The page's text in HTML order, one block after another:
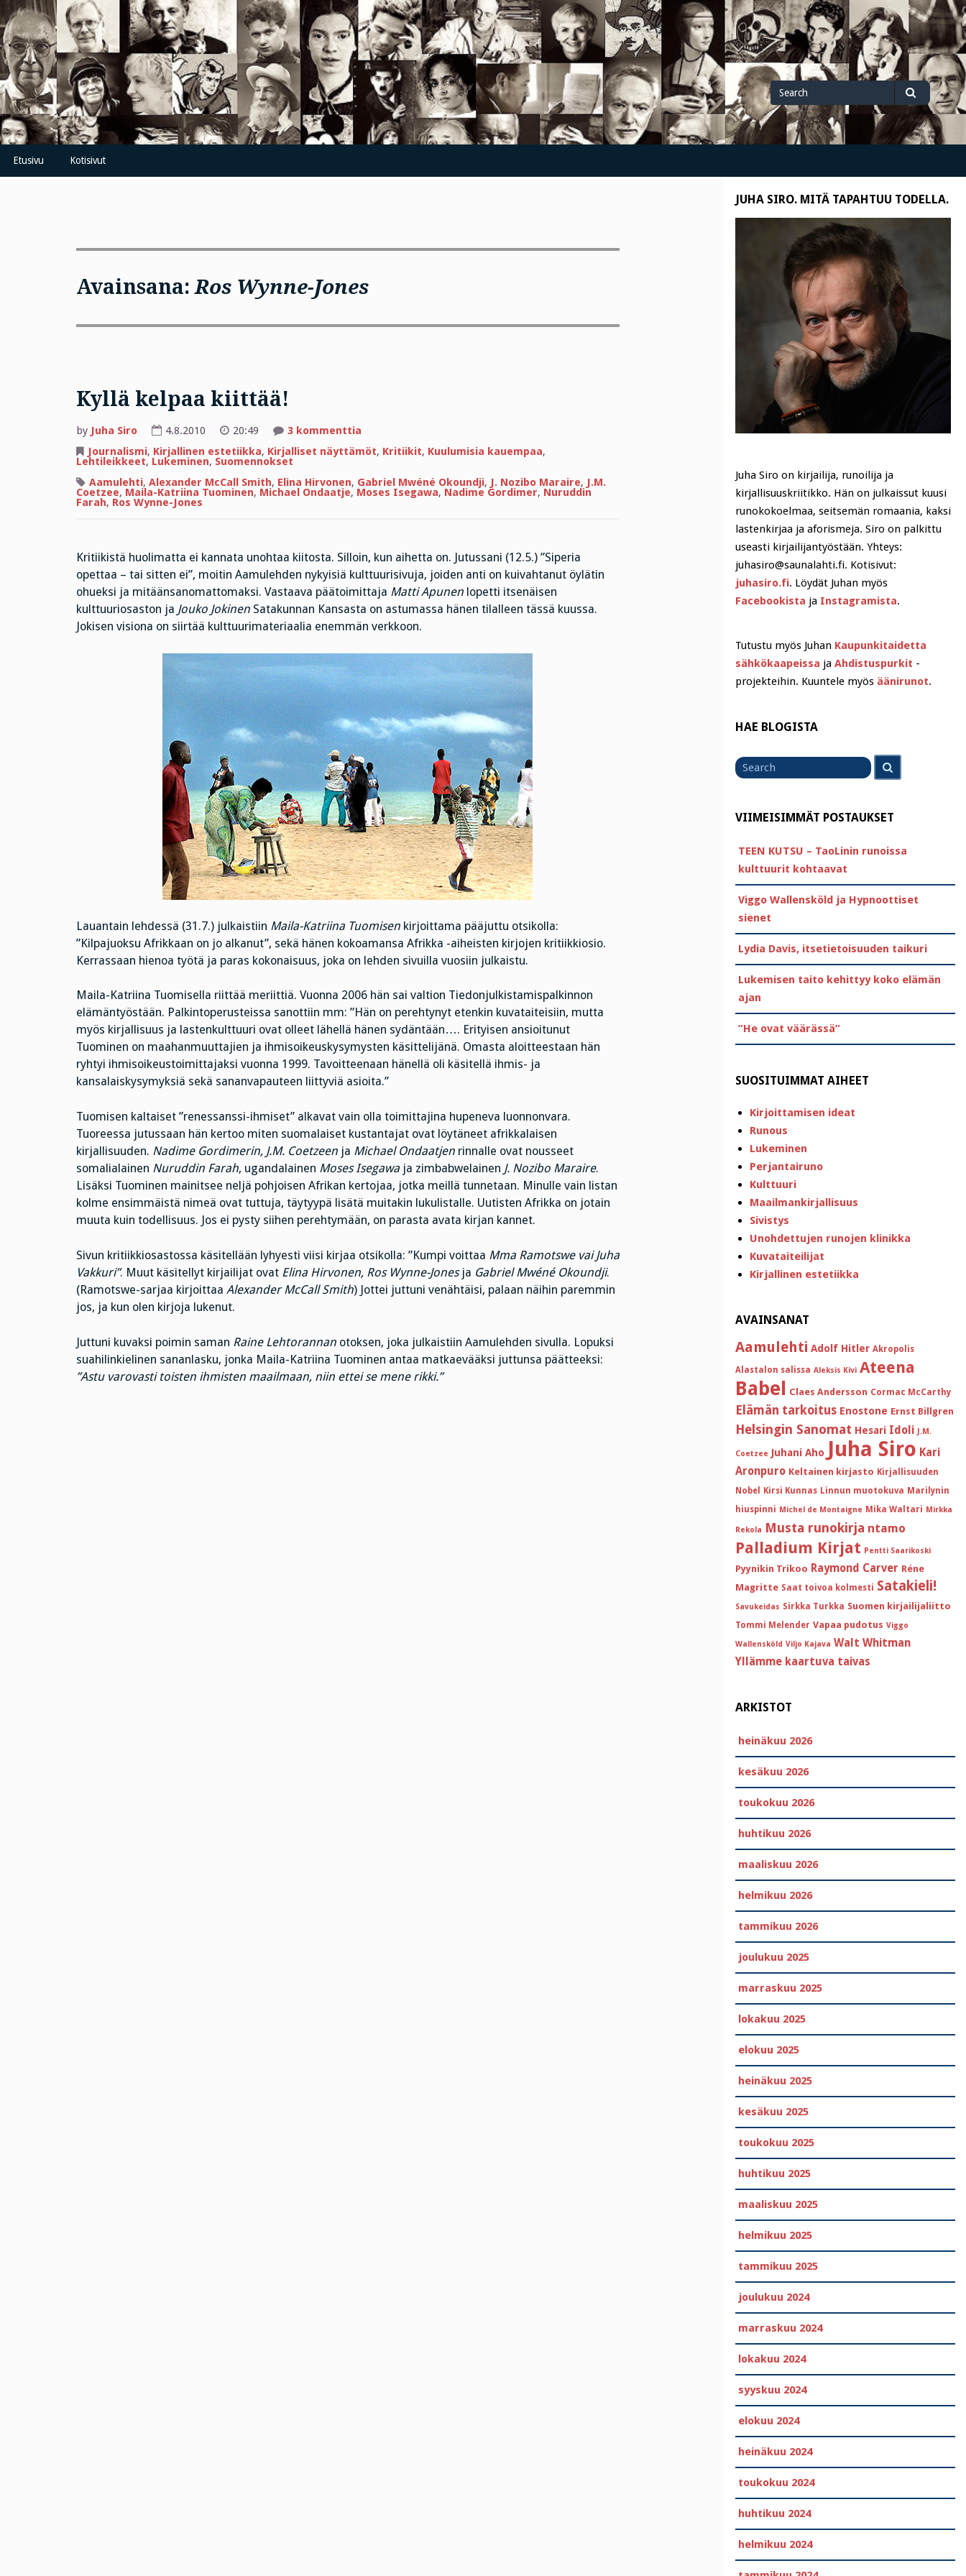
Skip
to
content
Search
for
Search
Etusivu Kotisivut
Avainsana:Ros Wynne-Jones
Kyllä kelpaa kiittää!
by Juha Siro 4.8.2010 20:49 3 kommenttiaartikkeliin
kelpaa
kiittää!
Journalismi, Kirjallinen estetiikka, Kirjalliset näyttämöt, Kritiikit, Kuulumisia kauempaa,
Lehtileikkeet, Lukeminen, Suomennokset
Aamulehti, Alexander McCall Smith, Elina Hirvonen, Gabriel Mwéné Okoundji, J. Nozibo Maraire, J.M.
Coetzee, Maila-Katriina Tuominen, Michael Ondaatje, Moses Isegawa, Nadime Gordimer, Nuruddin
Farah, Ros Wynne-Jones
Kritiikistä huolimatta ei kannata unohtaa kiitosta. Silloin, kun aihetta on. Jutussani (12.5.) ”Siperia
opettaa – tai sitten ei”, moitin Aamulehden nykyisiä kulttuurisivuja, joiden anti on kuivahtanut öylätin
ohueksi ja mitäänsanomattomaksi. Vastaava päätoimittaja Matti Apunenlopetti itsenäisen
kulttuuriosaston ja Jouko JokinenSatakunnan Kansasta on astumassa hänen tilalleen tässä kuussa.
Jokisen visiona on siirtää kulttuurimateriaalia enemmän verkkoon.
Lauantain lehdessä (31.7.) julkaistiin Maila-Katriina Tuomisenkirjoittama pääjuttu otsikolla:
”Kilpajuoksu Afrikkaan on jo alkanut”, sekä hänen kokoamansa Afrikka -aiheisten kirjojen kritiikkiosio.
Kerrassaan hienoa työtä ja paras kokonaisuus, joka on lehden sivuilla vuosiin julkaistu.
Maila-Katriina Tuomisella riittää meriittiä. Vuonna 2006 hän sai valtion Tiedonjulkistamispalkinnon
elämäntyöstään. Palkintoperusteissa sanottiin mm: ”Hän on perehtynyt etenkin kuvataiteisiin, mutta
myös kirjallisuus ja lastenkulttuuri ovat olleet lähellä hänen sydäntään…. Erityisen ansioitunut
Tuominen on maahanmuuttajien ja ihmisoikeuskysymysten käsittelijänä. Omasta aloitteestaan hän
ryhtyi ihmisoikeustoimittajaksi vuonna 1999. Tavoitteenaan hänellä oli käsitellä ihmis- ja
kansalaiskysymyksiä sekä sananvapauteen liittyviä asioita.”
Tuomisen kaltaiset ”renessanssi-ihmiset” alkavat vain olla toimittajina hupeneva luonnonvara.
Tuoreessa jutussaan hän kertoo miten suomalaiset kustantajat ovat löytäneet afrikkalaisen
kirjallisuuden. Nadime Gordimerin, J.M. Coetzeenja Michael Ondaatjenrinnalle ovat nousseet
somalialainen Nuruddin Farah, ugandalainen Moses Isegawaja zimbabwelainen J. Nozibo Maraire.
Lisäksi Tuominen mainitsee neljä pohjoisen Afrikan kertojaa, jotka meillä tunnetaan. Minulle vain listan
kolme ensimmäistä nimeä ovat tuttuja, täytyypä lisätä muitakin lukulistalle. Uutisten Afrikka on jotain
muuta kuin todellisuus. Jos ei pysty siihen perehtymään, on parasta avata kirjan kannet.
Sivun kritiikkiosastossa käsitellään lyhyesti viisi kirjaa otsikolla: ”Kumpi voittaa Mma Ramotswe vai Juha
Vakkuri”. Muut käsitellyt kirjailijat ovat Elina Hirvonen, Ros Wynne-Jonesja Gabriel Mwéné Okoundji.
(Ramotswe-sarjaa kirjoittaa Alexander McCall Smith) Jottei juttuni venähtäisi, palaan näihin paremmin
jos, ja kun olen kirjoja lukenut.
Juttuni kuvaksi poimin saman Raine Lehtorannanotoksen, joka julkaistiin Aamulehden sivulla. Lopuksi
suahilinkielinen sananlasku, jonka Maila-Katriina Tuominen antaa matkaevääksi juttunsa päätteeksi:
”Astu varovasti toisten ihmisten maailmaan, niin ettei se mene rikki.”
JUHA SIRO. MITÄ TAPAHTUU TODELLA.
Juha Siro on kirjailija, runoilija ja
kirjallisuuskriitikko. Hän on julkaissut kuusi
runokokoelmaa, seitsemän romaania, kaksi
lastenkirjaa ja aforismeja. Siro on palkittu
useasti kirjailijantyöstään. Yhteys:
juhasiro@saunalahti.fi. Kotisivut:
juhasiro.fi. Löydät Juhan myös
Facebookista ja Instagramista.
Tutustu myös Juhan Kaupunkitaidetta
sähkökaapeissa ja Ahdistuspurkit -
projekteihin. Kuuntele myös äänirunot.
HAE BLOGISTA
for
VIIMEISIMMÄT POSTAUKSET
TEEN KUTSU – TaoLinin runoissa
kulttuurit kohtaavat
Viggo Wallensköld ja Hypnoottiset
sienet
Lydia Davis, itsetietoisuuden taikuri
Lukemisen taito kehittyy koko elämän
ajan
”He ovat väärässä”
SUOSITUIMMAT AIHEET
Kirjoittamisen ideat
Runous
Lukeminen
Perjantairuno
Kulttuuri
Maailmankirjallisuus
Sivistys
Unohdettujen runojen klinikka
Kuvataiteilijat
Kirjallinen estetiikka
AVAINSANAT
Aamulehti Adolf Hitler Akropolis
Alastalon salissa Aleksis Kivi Ateena
Babel Claes Andersson Cormac McCarthy
Elämän tarkoitus Enostone Ernst Billgren
Helsingin Sanomat Hesari Idoli J.M.
Coetzee Juhani Aho Juha Siro Kari
Aronpuro Keltainen kirjasto Kirjallisuuden
Nobel
Kirsi Kunnas Linnun muotokuva Marilynin
hiuspinni Michel de Montaigne Mika Waltari Mirkka
Rekola Musta runokirja ntamo
Palladium Kirjat Pentti Saarikoski
Pyynikin Trikoo Raymond Carver Réne
Magritte Saat toivoa kolmesti Satakieli!
Savukeidas Sirkka Turkka Suomen kirjailijaliitto
Tommi Melender Vapaa pudotus Viggo
Wallensköld Viljo Kajava Walt Whitman
Yllämme kaartuva taivas
ARKISTOT
heinäkuu 2026
kesäkuu 2026
toukokuu 2026
huhtikuu 2026
maaliskuu 2026
helmikuu 2026
tammikuu 2026
joulukuu 2025
marraskuu 2025
lokakuu 2025
elokuu 2025
heinäkuu 2025
kesäkuu 2025
toukokuu 2025
huhtikuu 2025
maaliskuu 2025
helmikuu 2025
tammikuu 2025
joulukuu 2024
marraskuu 2024
lokakuu 2024
syyskuu 2024
elokuu 2024
heinäkuu 2024
toukokuu 2024
huhtikuu 2024
helmikuu 2024